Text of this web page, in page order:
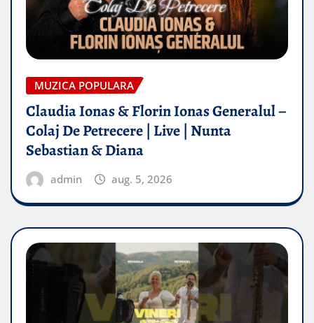
MUZICA POPULARA
Claudia Ionas & Florin Ionas Generalul –
Colaj De Petrecere | Live | Nunta
Sebastian & Diana
admin aug. 5, 2026